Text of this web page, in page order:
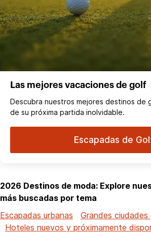
Las mejores vacaciones de golf
Descubra nuestros mejores destinos de
de su próxima partida inolvidable.
Escapadas de
2026 Destinos de moda: Explore
más buscadas por tema
Escapadas urbanas
Grandes
Hoteles nuevos y próximamente